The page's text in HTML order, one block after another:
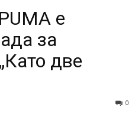
е
за
две
0